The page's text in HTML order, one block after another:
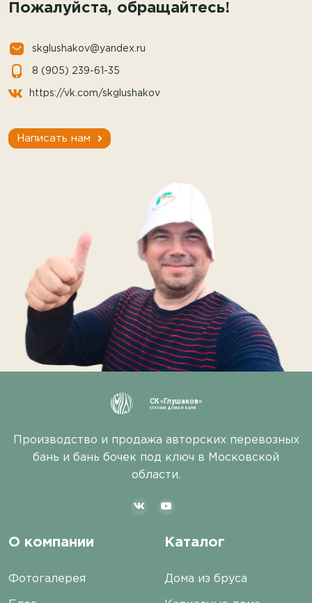
Пожалуйста, обращайтесь!
skglushakov@yandex.ru
8 (905) 239-61-35
https://vk.com/skglushakov
Написать нам
СК «Глушаков»
СТРОИМ ДОМА И БАНИ
Производство и продажа авторских перевозных
бань и бань бочек под ключ в Московской
области.
О компании
Фотогалерея
Каталог
Дома из бруса